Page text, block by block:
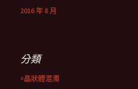
2016 年 8 月
分類
×晶狀體混濁